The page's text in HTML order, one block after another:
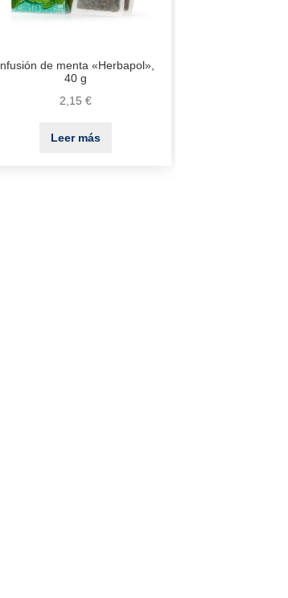
Infusión de menta «Herbapol»,
40 g
2,15 €
Leer más